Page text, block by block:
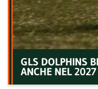
GLS DOLPHINS
ANCHE NEL 2027